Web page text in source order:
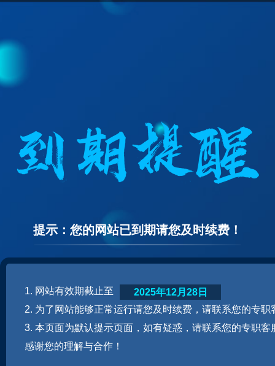
提示：您的网站已到期请您及时续费！
1. 网站有效期截止至
2. 为了网站能够正常运行请您及时续费，请联系您的专职
3. 本页面为默认提示页面，如有疑惑，请联系您的专职客
感谢您的理解与合作！
2025年12月28日